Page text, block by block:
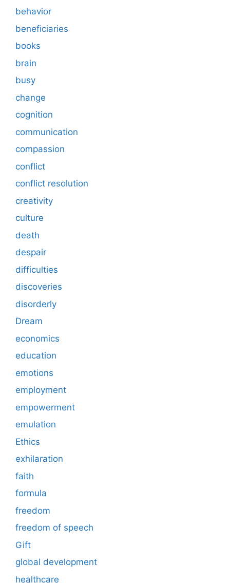
behavior
beneficiaries
books
brain
busy
change
cognition
communication
compassion
conflict
conflict resolution
creativity
culture
death
despair
difficulties
discoveries
disorderly
Dream
economics
education
emotions
employment
empowerment
emulation
Ethics
exhilaration
faith
formula
freedom
freedom of speech
Gift
global development
healthcare